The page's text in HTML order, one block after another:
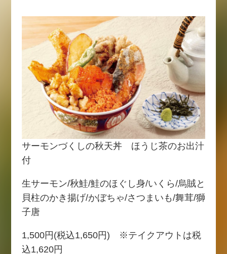
サーモンづくしの秋天丼 ほうじ茶のお出汁
付
生サーモン/秋鮭/鮭のほぐし身/いくら/烏賊と
貝柱のかき揚げ/かぼちゃ/さつまいも/舞茸/獅
子唐
1,500円(税込1,650円) ※テイクアウトは税
込1,620円